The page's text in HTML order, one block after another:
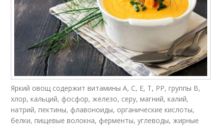
Яркий овощ содержит витамины А, С, Е, Т, РР, группы В,
хлор, кальций, фосфор, железо, серу, магний, калий,
натрий, пектины, флавоноиды, органические кислоты,
белки, пищевые волокна, ферменты, углеводы, жирные